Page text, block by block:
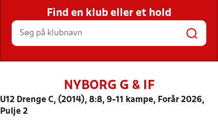
STILLINGER, RESULTATER, KLUBBER OG
HOLD
Find en klub eller et hold
NYBORG G & IF
U12 Drenge C, (2014), 8:8, 9-11 kampe, Forår 2026,
Pulje 2